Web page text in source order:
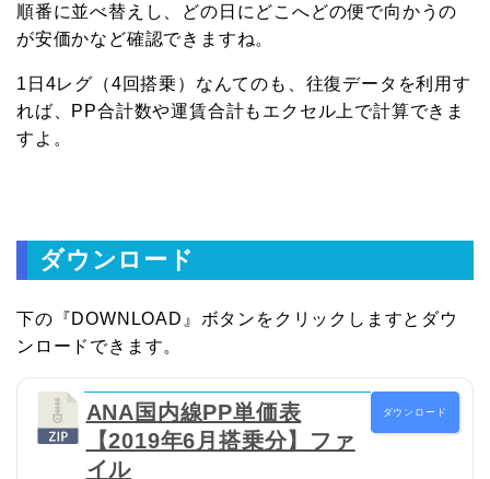
順番に並べ替えし、どの日にどこへどの便で向かうの
が安価かなど確認できますね。
1日4レグ（4回搭乗）なんてのも、往復データを利用す
れば、PP合計数や運賃合計もエクセル上で計算できま
すよ。
ダウンロード
下の『DOWNLOAD』ボタンをクリックしますとダウ
ンロードできます。
ANA国内線PP単価表
【2019年6月搭乗分】ファ
イル
ダウンロード